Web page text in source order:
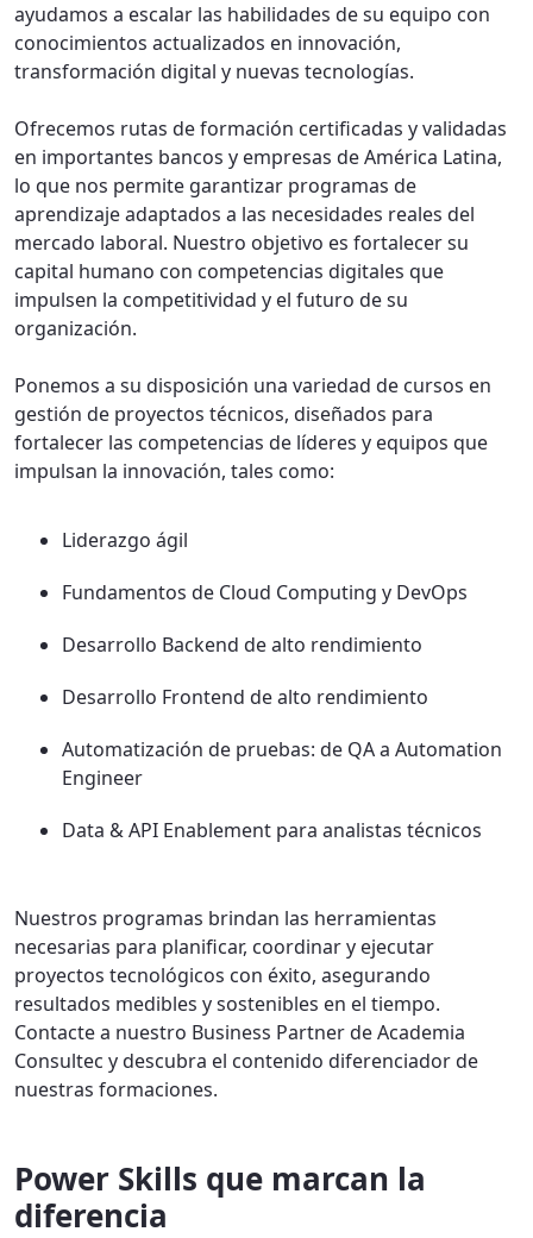
ayudamos a escalar las habilidades de su equipo con
conocimientos actualizados en innovación,
transformación digital y nuevas tecnologías.
Ofrecemos rutas de formación certificadas y validadas
en importantes bancos y empresas de América Latina,
lo que nos permite garantizar programas de
aprendizaje adaptados a las necesidades reales del
mercado laboral. Nuestro objetivo es fortalecer su
capital humano con competencias digitales que
impulsen la competitividad y el futuro de su
organización.
Ponemos a su disposición una variedad de cursos en
gestión de proyectos técnicos, diseñados para
fortalecer las competencias de líderes y equipos que
impulsan la innovación, tales como:
Liderazgo ágil
Fundamentos de Cloud Computing y DevOps
Desarrollo Backend de alto rendimiento
Desarrollo Frontend de alto rendimiento
Automatización de pruebas: de QA a Automation
Engineer
Data & API Enablement para analistas técnicos
Nuestros programas brindan las herramientas
necesarias para planificar, coordinar y ejecutar
proyectos tecnológicos con éxito, asegurando
resultados medibles y sostenibles en el tiempo.
Contacte a nuestro Business Partner de Academia
Consultec y descubra el contenido diferenciador de
nuestras formaciones.
Power Skills que marcan la
diferencia